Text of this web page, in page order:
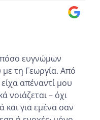
ευγνώμων
τη Γεωργία. Από
απέναντί μου
νοιάζεται – όχι
και για εμένα σαν